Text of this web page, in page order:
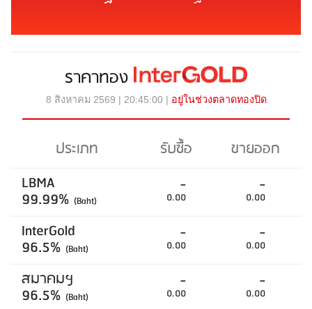
ราคาทอง
8 สิงหาคม 2569 | 20:45:00 | อยู่ในช่วงตลาดทองปิด
ประเภท รับซื้อ
ขายออก
LBMA
99.99% (Baht)
-
0.00
-
0.00
InterGold
96.5% (Baht)
-
0.00
-
0.00
สมาคมฯ
96.5% (Baht)
-
0.00
-
0.00